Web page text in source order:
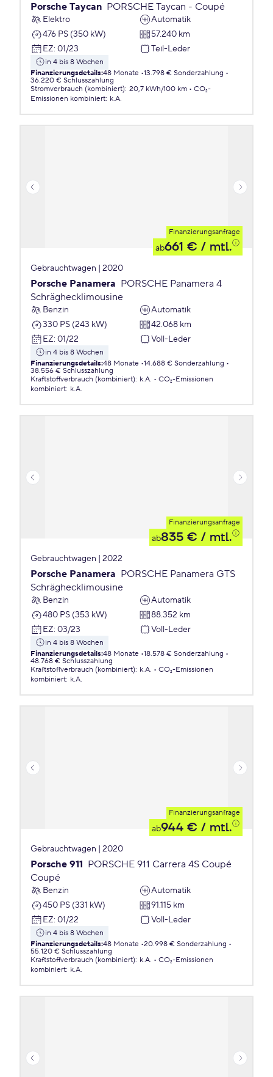
Porsche Taycan PORSCHE Taycan - Coupé
Elektro
Automatik
476 PS (350 kW)
57.240 km
EZ: 01/23 Teil-Leder
in 4 bis 8 Wochen
Finanzierungsdetails:48 Monate 13.798 € Sonderzahlung
36.220 € Schlusszahlung
Stromverbrauch (kombiniert): 20,7 kWh/100 km
CO₂-
Emissionen kombiniert: k.A.
Finanzierungsanfrage
ab661 € / mtl.
Gebrauchtwagen | 2020
Porsche Panamera PORSCHE Panamera 4
Schräghecklimousine
Benzin
Automatik
330 PS (243 kW)
42.068 km
EZ: 01/22 Voll-Leder
in 4 bis 8 Wochen
Finanzierungsdetails:48 Monate 14.688 € Sonderzahlung
38.556 € Schlusszahlung
Kraftstoffverbrauch (kombiniert): k.A.
CO₂-Emissionen
kombiniert: k.A.
Finanzierungsanfrage
ab835 € / mtl.
Gebrauchtwagen | 2022
Porsche Panamera PORSCHE Panamera GTS
Schräghecklimousine
Benzin
Automatik
480 PS (353 kW)
88.352 km
EZ: 03/23 Voll-Leder
in 4 bis 8 Wochen
Finanzierungsdetails:48 Monate 18.578 € Sonderzahlung
48.768 € Schlusszahlung
Kraftstoffverbrauch (kombiniert): k.A.
CO₂-Emissionen
kombiniert: k.A.
Finanzierungsanfrage
ab944 € / mtl.
Gebrauchtwagen | 2020
Porsche 911 PORSCHE 911 Carrera 4S Coupé
Coupé
Benzin
Automatik
450 PS (331 kW)
91.115 km
EZ: 01/22 Voll-Leder
in 4 bis 8 Wochen
Finanzierungsdetails:48 Monate 20.998 € Sonderzahlung
55.120 € Schlusszahlung
Kraftstoffverbrauch (kombiniert): k.A.
CO₂-Emissionen
kombiniert: k.A.